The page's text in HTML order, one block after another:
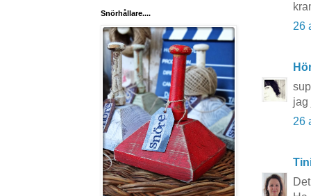
26
jag
26
Snörhållare....